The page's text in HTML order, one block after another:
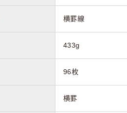
横罫線
433g
96枚
横罫